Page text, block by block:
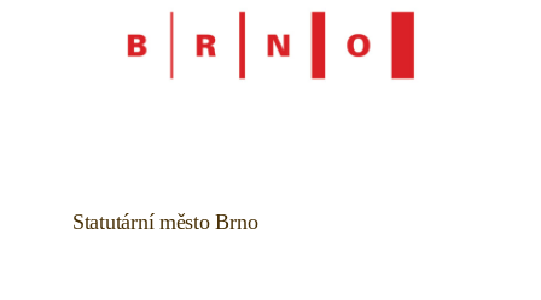
Statutární město Brno